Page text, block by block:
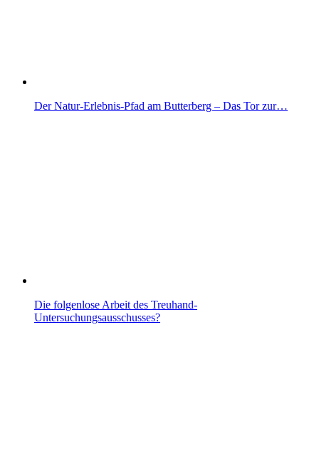
Der Natur-Erlebnis-Pfad am Butterberg – Das Tor zur…
Die folgenlose Arbeit des Treuhand-
Untersuchungsausschusses?